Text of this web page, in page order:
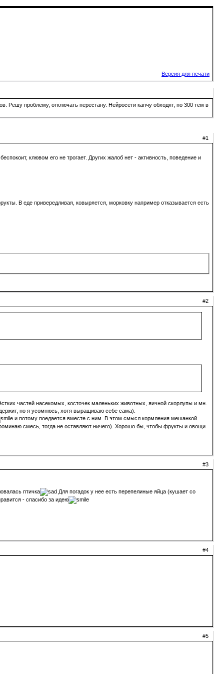
Версия для печати
Решу проблему, отключать перестану. Нейросети капчу обходят, по 300 тем в
#1
клювом его не трогает. Других жалоб нет - активность, поведение и
В еде привередливая, ковыряется, морковку например отказывается есть
#2
частей насекомых, косточек маленьких животных, яичной скорлупы и мн.
но я усомнюсь, хотя выращиваю себе сама).
и потому поедается вместе с ним. В этом смысл кормления мешанкой.
смесь, тогда не оставляют ничего). Хорошо бы, чтобы фрукты и овощи
#3
птичка
Для погадок у нее есть перепелиные яйца (кушает со
- спасибо за идею
#4
#5